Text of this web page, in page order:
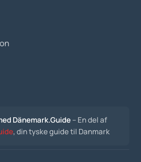
Dänemark.Guide– En del af
, din tyske guide til Danmark